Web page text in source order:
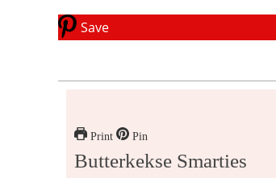
Save
Print Pin
Butterkekse Smarties